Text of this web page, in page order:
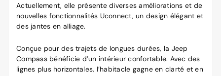
Actuellement, elle présente diverses améliorations et de
nouvelles fonctionnalités Uconnect, un design élégant et
des jantes en alliage.
Conçue pour des trajets de longues durées, la Jeep
Compass bénéficie d’un intérieur confortable. Avec des
lignes plus horizontales, l’habitacle gagne en clarté et en